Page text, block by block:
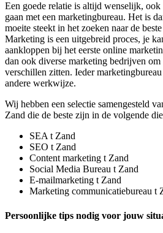
Een goede relatie is altijd wenselijk, ook
gaan met een marketingbureau. Het is
moeite steekt in het zoeken naar de
Marketing is een uitgebreid proces, je
aankloppen bij het eerste online
dan ook diverse marketing bedrijven
verschillen zitten. Ieder
andere werkwijze.
Wij hebben een selectie samengesteld
Zand die de beste zijn in de volgende
SEA t Zand
SEO t Zand
Content marketing t Zand
Social Media Bureau t Zand
E-mailmarketing t Zand
Marketing communicatiebureau t
Persoonlijke tips nodig voor jouw